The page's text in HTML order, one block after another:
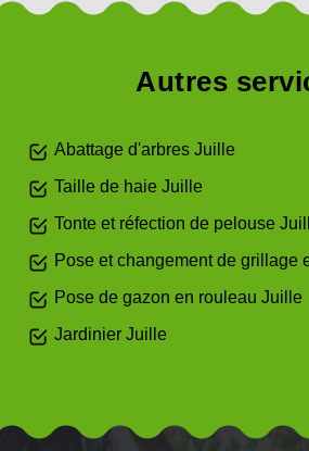
Autres
Abattage d'arbres Juille
Taille de haie Juille
Tonte et réfection de pelouse
Pose et changement de grillage
Pose de gazon en rouleau Juille
Jardinier Juille